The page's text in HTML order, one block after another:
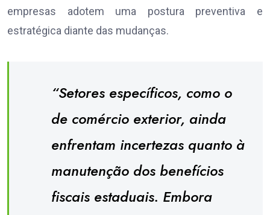
empresas adotem uma postura preventiva e
estratégica diante das mudanças.
“Setores específicos, como o
de comércio exterior, ainda
enfrentam incertezas quanto à
manutenção dos benefícios
fiscais estaduais. Embora